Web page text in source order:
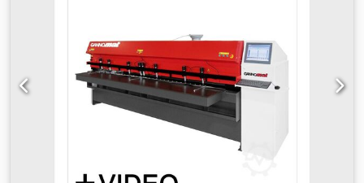
hervorragendem Zustand, ohne Spiel. Ein- und
Auslauftische sind voll funktionsfähig. Die
Transportzangen arbeiten synchron und kraftvoll. Das
Bohrsystem verfügt über 82 Spindeln. Obere und untere
Fräseinheiten arbeiten mit ISO 30-Aufnahmen. Die Lager
an den Motoren sind in gutem Zustand und laufen mit
24.000 U/min. Die Maschinensteuerung erfolgt über das
BiesseWorks-Interface. Die Elektronik im Schaltschrank ist
sauber und staubfrei. Chjdpsy Sfi Iefx Ankoa